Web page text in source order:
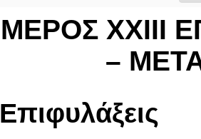
ΜΕΡΟΣ ΧΧΙΙΙ
–
Επιφυλάξεις